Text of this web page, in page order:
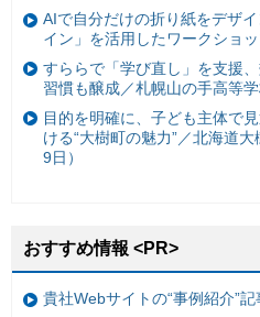
AIで自分だけの折り紙をデザ
イン」を活用したワークショ
すららで「学び直し」を支援
習慣も醸成／札幌山の手高等
目的を明確に、子ども主体で
ける“大樹町の魅力”／北海道
9日）
おすすめ情報 <PR>
貴社Webサイトの“事例紹介”